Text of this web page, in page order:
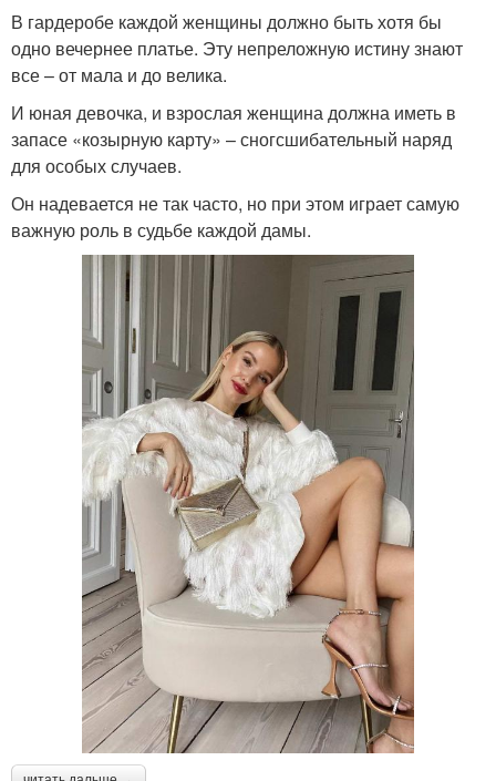
В гардеробе каждой женщины должно быть хотя бы
одно вечернее платье. Эту непреложную истину знают
все – от мала и до велика.
И юная девочка, и взрослая женщина должна иметь в
запасе «козырную карту» – сногсшибательный наряд
для особых случаев.
Он надевается не так часто, но при этом играет самую
важную роль в судьбе каждой дамы.